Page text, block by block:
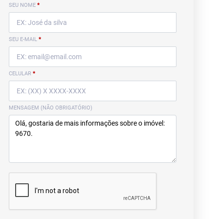
SEU NOME *
SEU E-MAIL *
CELULAR *
MENSAGEM (NÃO OBRIGATÓRIO)